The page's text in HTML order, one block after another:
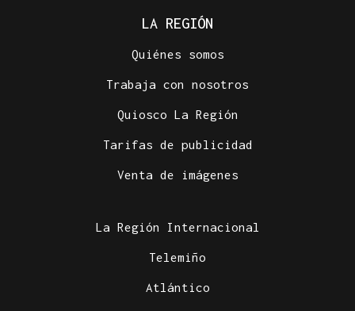
LA REGIÓN
Quiénes somos
Trabaja con nosotros
Quiosco La Región
Tarifas de publicidad
Venta de imágenes
La Región Internacional
Telemiño
Atlántico